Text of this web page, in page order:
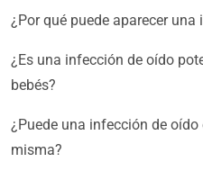
¿Por qué puede aparecer
¿Es una infección de oído
bebés?
¿Puede una infección de
misma?